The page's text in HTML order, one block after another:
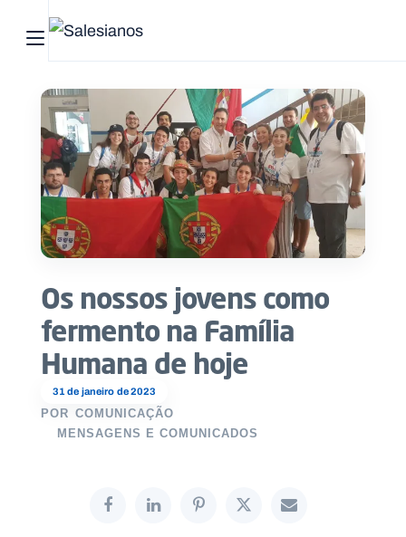
Abrir menu principal
31 de janeiro de 2023
Os nossos jovens como
fermento na Família
Humana de hoje
POR COMUNICAÇÃO
MENSAGENS E COMUNICADOS
Pesquisar no site
Início
Quem
somos
O
que
fazemos
Recursos
Notícias